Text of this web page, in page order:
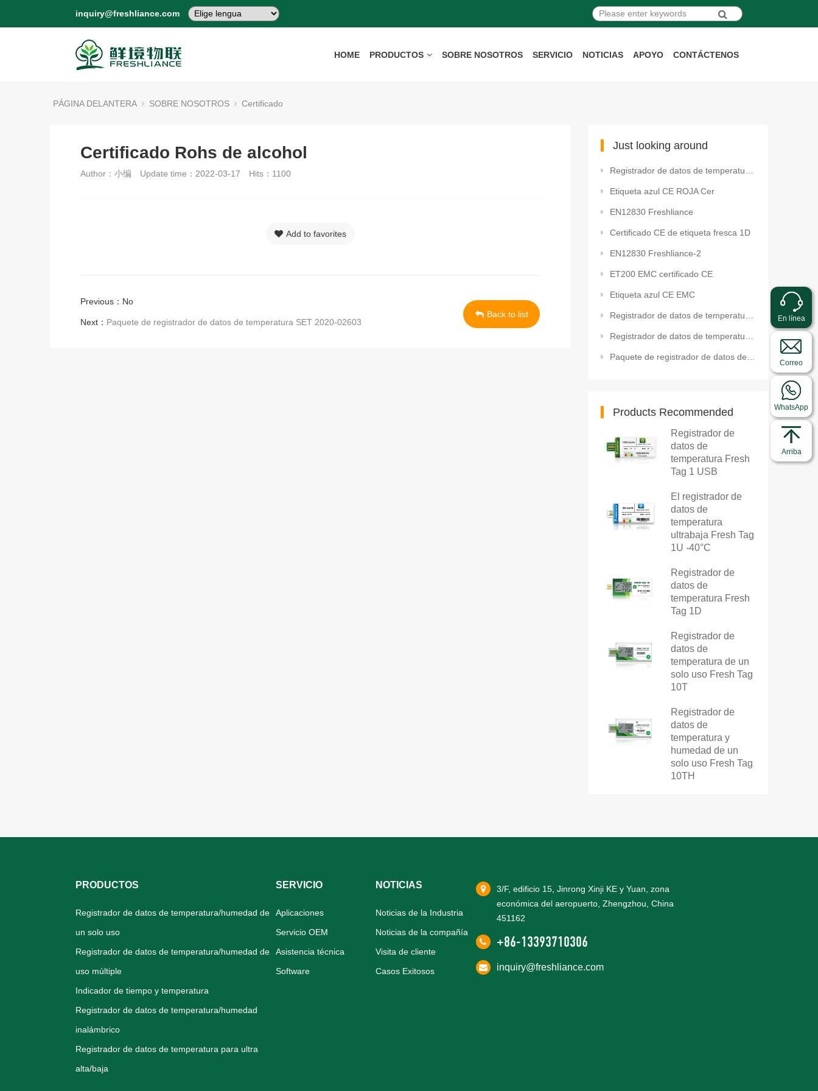
inquiry@freshliance.com
HOME PRODUCTOS SOBRE NOSOTROS SERVICIO NOTICIAS APOYO CONTÁCTENOS
PÁGINA DELANTERA SOBRE NOSOTROS Certificado
Certificado Rohs de alcohol
Author：小编 Update time：2022-03-17 Hits： 1100
Add to favorites
Previous：No
Next： Paquete de registrador de datos de temperatura SET 2020-02603
Back to list
Just looking around
Registrador de datos de temperatura SET 2020-02381 FDA
Etiqueta azul CE ROJA Cer
EN12830 Freshliance
Certificado CE de etiqueta fresca 1D
EN12830 Freshliance-2
ET200 EMC certificado CE
Etiqueta azul CE EMC
Registrador de datos de temperatura SET 2020-02380 Migración
Registrador de datos de temperatura SET 2020-02382 BPA
Paquete de registrador de datos de temperatura SET 2020-02603
Products Recommended
Registrador de
datos de
temperatura Fresh
Tag 1 USB
El registrador de
datos de
temperatura
ultrabaja Fresh Tag
1U -40°C
Registrador de
datos de
temperatura Fresh
Tag 1D
Registrador de
datos de
temperatura de un
solo uso Fresh Tag
10T
Registrador de
datos de
temperatura y
humedad de un
solo uso Fresh Tag
10TH
PRODUCTOS
Registrador de datos de temperatura/humedad de
un solo uso
Registrador de datos de temperatura/humedad de
uso múltiple
Indicador de tiempo y temperatura
Registrador de datos de temperatura/humedad
inalámbrico
Registrador de datos de temperatura para ultra
alta/baja
SERVICIO
Aplicaciones
Servicio OEM
Asistencia técnica
Software
NOTICIAS
Noticias de la Industria
Noticias de la compañía
Visita de cliente
Casos Exitosos
3/F, edificio 15, Jinrong Xinji KE y Yuan, zona
económica del aeropuerto, Zhengzhou, China
451162
+86-13393710306
inquiry@freshliance.com
En línea
Correo
WhatsApp
Arriba